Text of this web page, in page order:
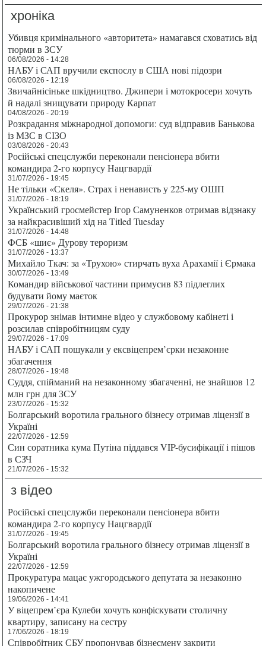
хроніка
Убивця кримінального «авторитета» намагався сховатись від
тюрми в ЗСУ
06/08/2026 - 14:28
НАБУ і САП вручили експослу в США нові підозри
06/08/2026 - 12:19
Звичайнісіньке шкідництво. Джипери і мотокросери хочуть
й надалі знищувати природу Карпат
04/08/2026 - 20:19
Розкрадання міжнародної допомоги: суд відправив Банькова
із МЗС в СІЗО
03/08/2026 - 20:43
Російські спецслужби переконали пенсіонера вбити
командира 2-го корпусу Нацгвардії
31/07/2026 - 19:45
Не тільки «Скеля». Страх і ненависть у 225-му ОШП
31/07/2026 - 18:19
Український гросмейстер Ігор Самуненков отримав відзнаку
за найкрасивіший хід на Titled Tuesday
31/07/2026 - 14:48
ФСБ «шиє» Дурову тероризм
31/07/2026 - 13:37
Михайло Ткач: за «Трухою» стирчать вуха Арахамії і Єрмака
30/07/2026 - 13:49
Командир військової частини примусив 83 підлеглих
будувати йому маєток
29/07/2026 - 21:38
Прокурор знімав інтимне відео у службовому кабінеті і
розсилав співробітницям суду
29/07/2026 - 17:09
НАБУ і САП пошукали у ексвіцепрем’єрки незаконне
збагачення
28/07/2026 - 19:48
Суддя, спійманий на незаконному збагаченні, не знайшов 12
млн грн для ЗСУ
23/07/2026 - 15:32
Болгарський воротила грального бізнесу отримав ліцензії в
Україні
22/07/2026 - 12:59
Син соратника кума Путіна піддався VIP-бусифікації і пішов
в СЗЧ
21/07/2026 - 15:32
з відео
Російські спецслужби переконали пенсіонера вбити
командира 2-го корпусу Нацгвардії
31/07/2026 - 19:45
Болгарський воротила грального бізнесу отримав ліцензії в
Україні
22/07/2026 - 12:59
Прокуратура мацає ужгородського депутата за незаконно
накопичене
19/06/2026 - 14:41
У віцепрем’єра Кулеби хочуть конфіскувати столичну
квартиру, записану на сестру
17/06/2026 - 18:19
Співробітник СБУ пропонував бізнесмену закрити